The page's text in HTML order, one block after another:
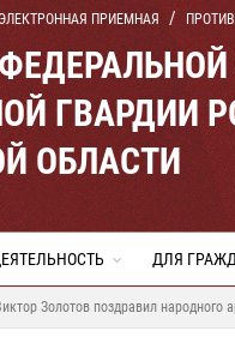
ЭЛЕКТРОННАЯ ПРИЕМНАЯ
ГВАРДИИ
ОБЛАСТИ
ДЛЯ
Золотов поздравил